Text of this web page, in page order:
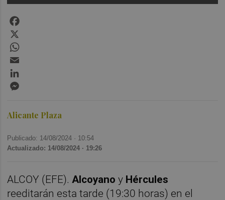
Alicante Plaza
Publicado: 14/08/2024 · 10:54
Actualizado: 14/08/2024 · 19:26
ALCOY (EFE). Alcoyano y Hércules
reeditarán esta tarde (19:30 horas) en el